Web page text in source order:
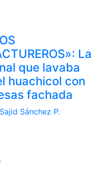
La
que lavaba
huachicol con
fachada
Sajid Sánchez P.